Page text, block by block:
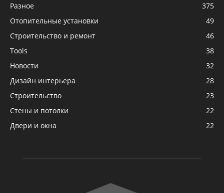
Разное
375
Отопительные установки
49
Строительство и ремонт
46
Tools
38
Новости
32
Дизайн интерьера
28
Строительство
23
Стены и потолки
22
Двери и окна
22